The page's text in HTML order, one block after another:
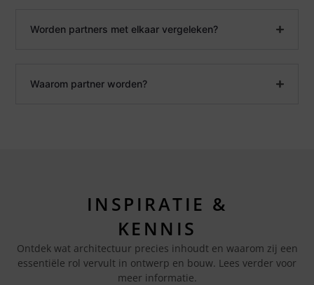
Worden partners met elkaar vergeleken?
Waarom partner worden?
INSPIRATIE &
KENNIS
Ontdek wat architectuur precies inhoudt en waarom zij een
essentiële rol vervult in ontwerp en bouw. Lees verder voor
meer informatie.